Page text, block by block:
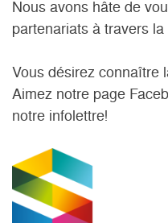
Nous avons hâte de
partenariats à travers
Vous désirez connaître
Aimez notre page
notre infolettre!